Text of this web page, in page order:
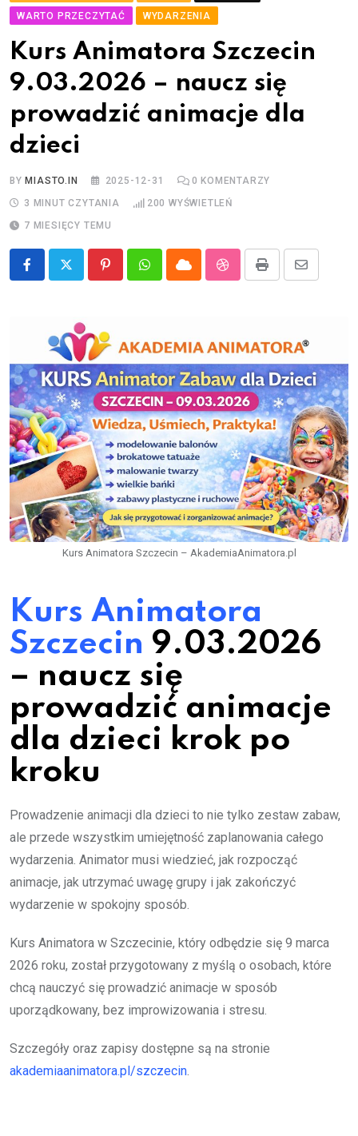
WARTO PRZECZYTAĆ
WYDARZENIA
Kurs Animatora Szczecin
9.03.2026 – naucz się
prowadzić animacje dla
dzieci
BYMIASTO.IN 2025-12-31 0 KOMENTARZY
3 MINUT CZYTANIA
200 WYŚWIETLEŃ
7 MIESIĘCY TEMU
PinterestWhatsappCloud StumbleUpon
Print
Share
Kurs Animatora Szczecin – AkademiaAnimatora.pl
Kurs Animatora
Szczecin 9.03.2026
– naucz się
prowadzić animacje
dla dzieci krok po
kroku
Prowadzenie animacji dla dzieci to nie tylko zestaw zabaw,
ale przede wszystkim umiejętność zaplanowania całego
wydarzenia. Animator musi wiedzieć, jak rozpocząć
animacje, jak utrzymać uwagę grupy i jak zakończyć
wydarzenie w spokojny sposób.
Kurs Animatora w Szczecinie, który odbędzie się 9 marca
2026 roku, został przygotowany z myślą o osobach, które
chcą nauczyć się prowadzić animacje w sposób
uporządkowany, bez improwizowania i stresu.
Szczegóły oraz zapisy dostępne są na stronie
akademiaanimatora.pl/szczecin.